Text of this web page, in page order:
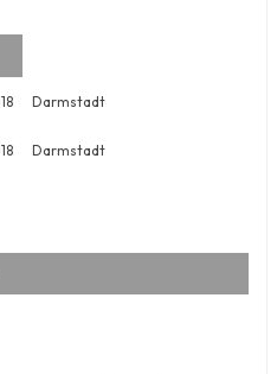
Darmstadt
Darmstadt